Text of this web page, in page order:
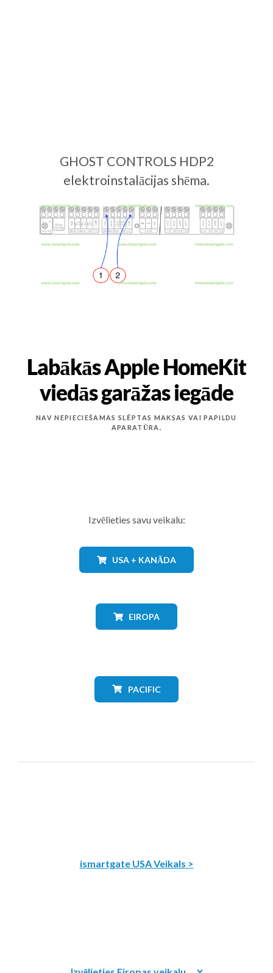
GHOST CONTROLS HDP2
elektroinstalācijas shēma.
Labākās Apple HomeKit
viedās garāžas iegāde
NAV NEPIECIEŠAMAS SLĒPTAS MAKSAS VAI PAPILDU
APARATŪRA.
Izvēlieties savu veikalu:
USA + KANĀDA
EIROPA
PACIFIC
ismartgate USA Veikals >